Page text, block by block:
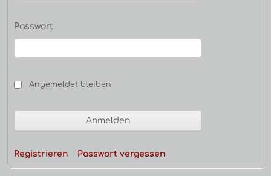
Passwort
Angemeldet bleiben
Registrieren Passwort vergessen